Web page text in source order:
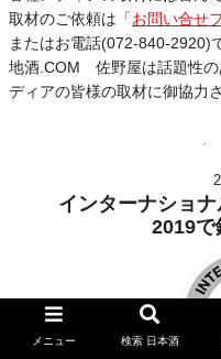
取材のご依頼は「お問い合せ
またはお電話(072-840-2920)で
地酒.COM 佐野屋は話題性の
ディアの皆様の取材に御協力
インターナショ
2019で
メニュー 検索 日本酒